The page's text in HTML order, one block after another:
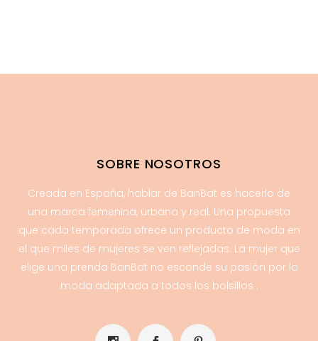
SOBRE NOSOTROS
Creada en España, hablar de BanBat es hacerlo de
una marca femenina, urbana y real. Una propuesta
que cada temporada ofrece un producto de moda en
el que miles de mujeres se ven reflejadas. La mujer que
elige una prenda BanBat no esconde su pasión por la
moda adaptada a todos los bolsillos .